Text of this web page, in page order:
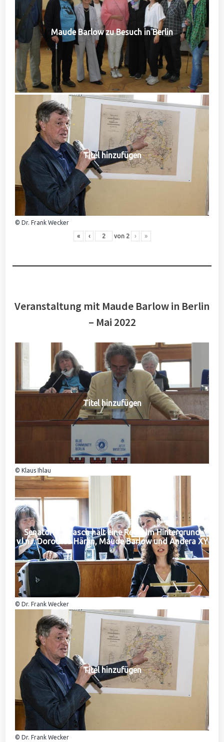
Maude Barlow zu Besuch in Berlin
Titel hinzufügen
© Dr. Frank Wecker
« ‹ von 2 › »
Veranstaltung mit Maude Barlow in Berlin
– Mai 2022
Titel hinzufügen
© Klaus Ihlau
Senatorin Jarasch hält eine Rede. Im Hintergrund
v.l.n.r. Dorothea Härlin, Maude Barlow und Andera XY
© Dr. Frank Wecker
Titel hinzufügen
© Dr. Frank Wecker